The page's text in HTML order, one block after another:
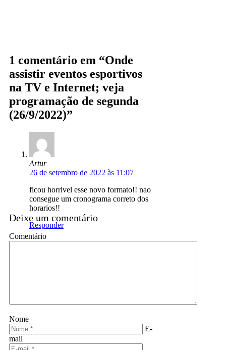
1 comentário em “Onde
assistir eventos esportivos
na TV e Internet; veja
programação de segunda
(26/9/2022)”
Artur
26 de setembro de 2022 às 11:07
ficou horrivel esse novo formato!! nao
consegue um cronograma correto dos
horarios!!
Responder
Deixe um comentário
Comentário
Nome
E-
mail